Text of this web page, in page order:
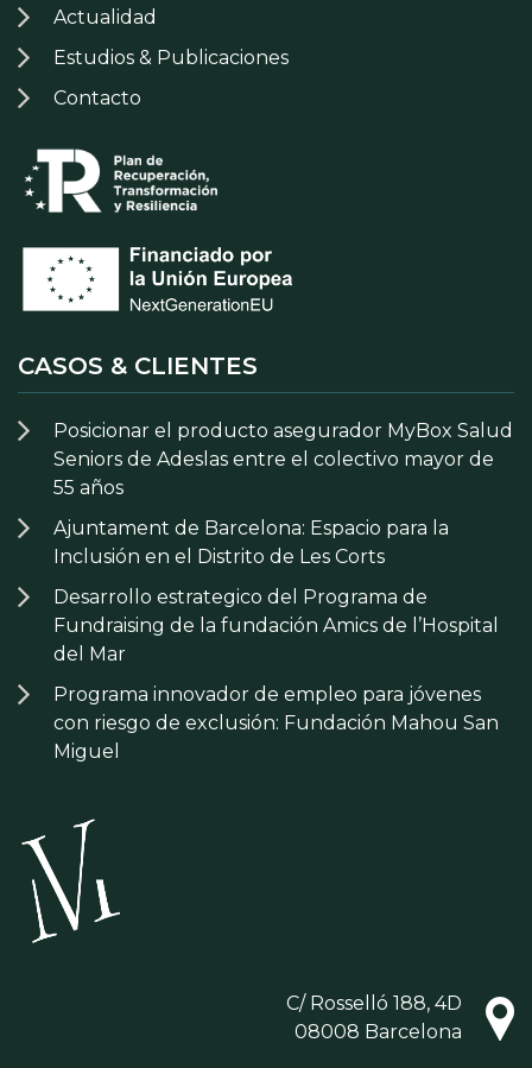
Actualidad
Estudios & Publicaciones
Contacto
CASOS & CLIENTES
Posicionar el producto asegurador MyBox Salud
Seniors de Adeslas entre el colectivo mayor de
55 años
Ajuntament de Barcelona: Espacio para la
Inclusión en el Distrito de Les Corts
Desarrollo estrategico del Programa de
Fundraising de la fundación Amics de l’Hospital
del Mar
Programa innovador de empleo para jóvenes
con riesgo de exclusión: Fundación Mahou San
Miguel
C/ Rosselló 188, 4D
08008 Barcelona